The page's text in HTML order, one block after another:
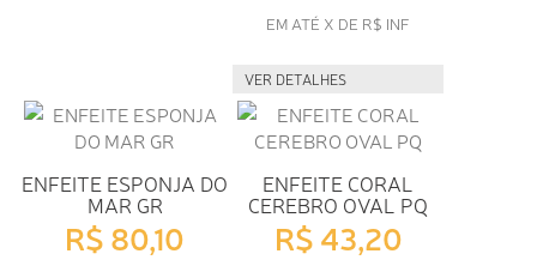
EM ATÉ X DE R$ INF
VER DETALHES
ENFEITE ESPONJA DO
MAR GR
R$ 80,10
ENFEITE CORAL
CEREBRO OVAL PQ
R$ 43,20